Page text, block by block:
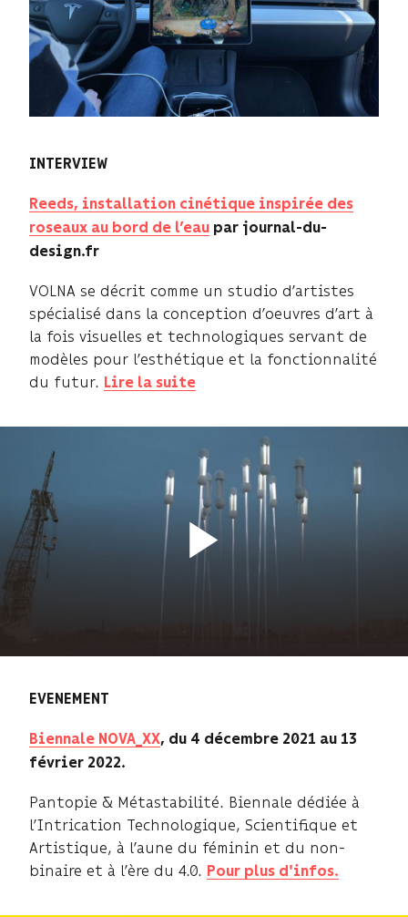
INTERVIEW
Reeds, installation cinétique inspirée des
roseaux au bord de l’eau par journal-du-
design.fr
VOLNA se décrit comme un studio d’artistes
spécialisé dans la conception d’oeuvres d’art à
la fois visuelles et technologiques servant de
modèles pour l’esthétique et la fonctionnalité
du futur. Lire la suite
EVENEMENT
Biennale NOVA_XX, du 4 décembre 2021 au 13
février 2022.
Pantopie & Métastabilité. Biennale dédiée à
l’Intrication Technologique, Scientifique et
Artistique, à l’aune du féminin et du non-
binaire et à l’ère du 4.0. Pour plus d'infos.